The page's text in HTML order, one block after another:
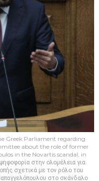
Greek Parliament regarding
about the role of former
in the Novartis scandal, in
στην ολομέλεια για
σχετικά με τον ρόλο του
στο σκάνδαλο